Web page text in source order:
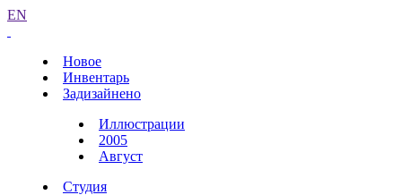
EN
Новое
Инвентарь
Задизайнено
Иллюстрации
2005
Август
Студия